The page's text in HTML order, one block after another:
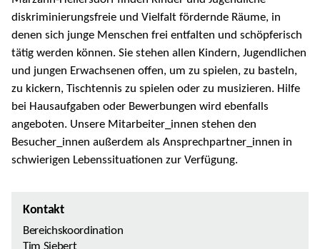
diskriminierungsfreie und Vielfalt fördernde Räume, in
denen sich junge Menschen frei entfalten und schöpferisch
tätig werden können. Sie stehen allen Kindern, Jugendlichen
und jungen Erwachsenen offen, um zu spielen, zu basteln,
zu kickern, Tischtennis zu spielen oder zu musizieren. Hilfe
bei Hausaufgaben oder Bewerbungen wird ebenfalls
angeboten. Unsere Mitarbeiter_innen stehen den
Besucher_innen außerdem als Ansprechpartner_innen in
schwierigen Lebenssituationen zur Verfügung.
Kontakt
Bereichskoordination
Tim Siebert